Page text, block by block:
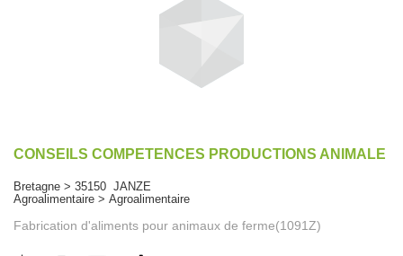
CONSEILS COMPETENCES PRODUCTIONS ANIMALE
Bretagne > 35150 JANZE
Agroalimentaire > Agroalimentaire
Fabrication d'aliments pour animaux de ferme(1091Z)